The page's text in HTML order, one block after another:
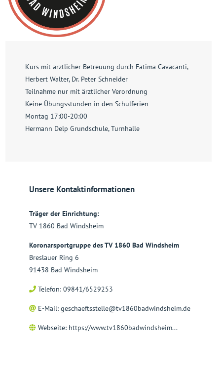
Kurs mit ärztlicher Betreuung durch Fatima Cavacanti,
Herbert Walter, Dr. Peter Schneider
Teilnahme nur mit ärztlicher Verordnung
Keine Übungsstunden in den Schulferien
Montag 17:00-20:00
Hermann Delp Grundschule, Turnhalle
Unsere Kontaktinformationen
Träger der Einrichtung:
TV 1860 Bad Windsheim
Koronarsportgruppe des TV 1860 Bad Windsheim
Breslauer Ring 6
91438 Bad Windsheim
Telefon: 09841/6529253
E-Mail: geschaeftsstelle@tv1860badwindsheim.de
Webseite: https://www.tv1860badwindsheim...